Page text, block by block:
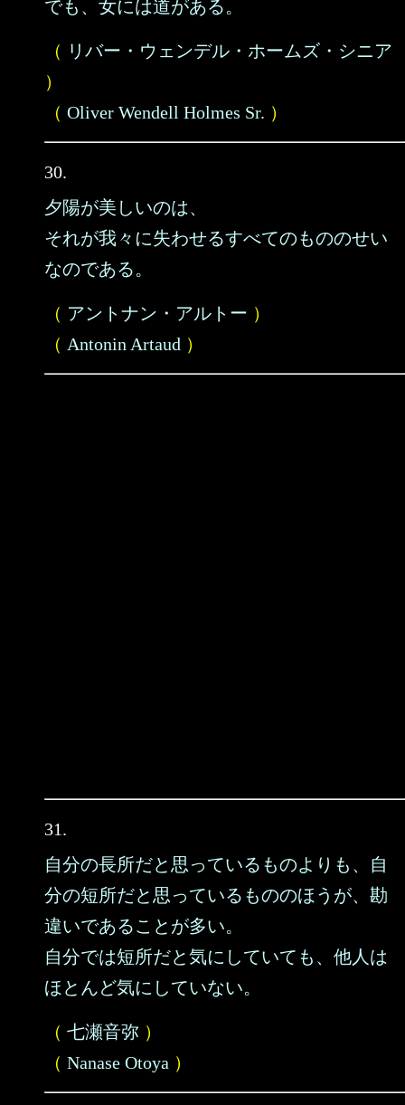
でも、女には道がある。
（ リバー・ウェンデル・ホームズ・シニア
）
（ Oliver Wendell Holmes Sr. ）
30.
夕陽が美しいのは、
それが我々に失わせるすべてのもののせい
なのである。
（ アントナン・アルトー ）
（ Antonin Artaud ）
31.
自分の長所だと思っているものよりも、自
分の短所だと思っているもののほうが、勘
違いであることが多い。
自分では短所だと気にしていても、他人は
ほとんど気にしていない。
（ 七瀬音弥 ）
（ Nanase Otoya ）